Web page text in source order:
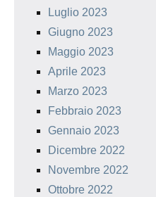
Luglio 2023
Giugno 2023
Maggio 2023
Aprile 2023
Marzo 2023
Febbraio 2023
Gennaio 2023
Dicembre 2022
Novembre 2022
Ottobre 2022